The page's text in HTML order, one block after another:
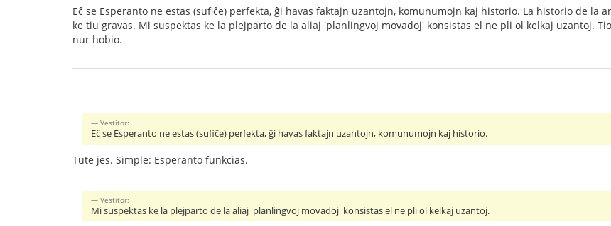
Eĉ se Esperanto ne estas (sufiĉe) perfekta, ĝi havas faktajn uzantojn, komunumojn kaj historio. La historio de la
ke tiu gravas. Mi suspektas ke la plejparto de la aliaj 'planlingvoj movadoj' konsistas el ne pli ol kelkaj uzantoj.
nur hobio.
Vestitor:
Eĉ se Esperanto ne estas (sufiĉe) perfekta, ĝi havas faktajn uzantojn, komunumojn kaj historio.
Tute jes. Simple: Esperanto funkcias.
Vestitor:
Mi suspektas ke la plejparto de la aliaj 'planlingvoj movadoj' konsistas el ne pli ol kelkaj uzantoj.